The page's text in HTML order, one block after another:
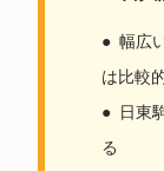
幅広
は比較
日東
る